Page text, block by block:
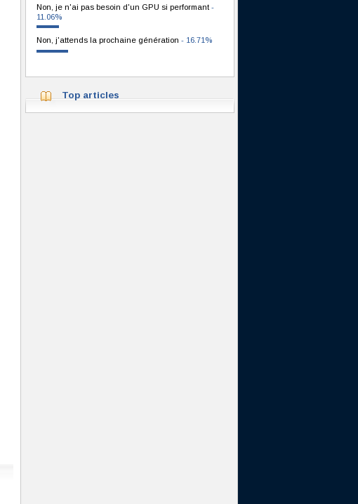
Non, je n'ai pas besoin d'un GPU si performant -
11.06%
Non, j'attends la prochaine génération - 16.71%
Top articles